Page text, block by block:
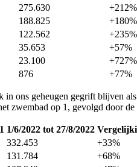
275.630
+212%
188.825
+180%
122.562
+235%
35.653
+57%
23.100
+727%
876 +77%
ons geheugen gegrift blijven
zwembad op 1, gevolgd door
1/6/2022 tot 27/8/2022
332.453
+33%
131.784
+68%